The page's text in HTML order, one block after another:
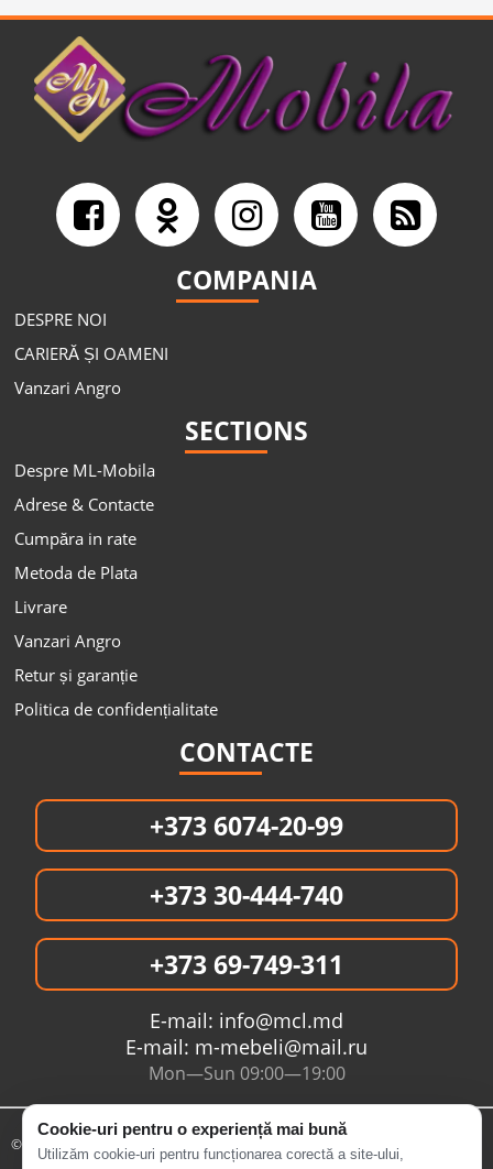
COMPANIA
DESPRE NOI
CARIERĂ ȘI OAMENI
Vanzari Angro
SECTIONS
Despre ML-Mobila
Adrese & Contacte
Cumpăra in rate
Metoda de Plata
Livrare
Vanzari Angro
Retur și garanție
Politica de confidențialitate
CONTACTE
+373 6074-20-99
+373 30-444-740
+373 69-749-311
E-mail: info@mcl.md
E-mail: m-mebeli@mail.ru
Mon—Sun 09:00—19:00
Cookie-uri pentru o experiență mai bună
Utilizăm cookie-uri pentru funcționarea corectă a site-ului,
© 2005- 2026 Интернет магазин MCL.MD